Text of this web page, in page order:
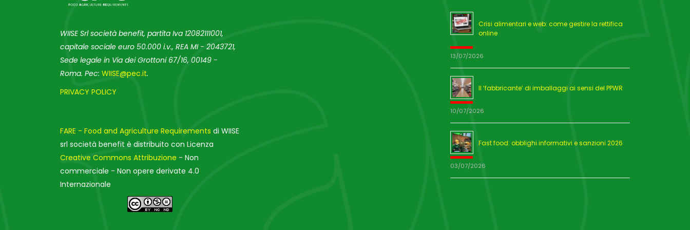
WIISE Srl società benefit, partita Iva 12082111001,
capitale sociale euro 50.000 i.v., REA MI - 2043721,
Sede legale in Via dei Grottoni 67/16, 00149 -
Roma. Pec: WIISE@pec.it.
PRIVACY POLICY
FARE - Food and Agriculture Requirements di WIISE
srl società benefit è distribuito con Licenza
Creative Commons Attribuzione - Non
commerciale - Non opere derivate 4.0
Internazionale
Crisi alimentari e web: come gestire la rettifica
online
13/07/2026
Il ‘fabbricante’ di imballaggi ai sensi del PPWR
10/07/2026
Fast food: obblighi informativi e sanzioni 2026
03/07/2026